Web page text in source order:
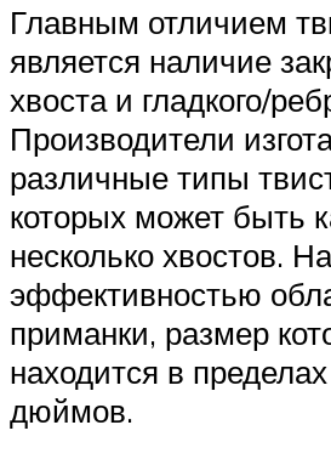
Главным отличием
является наличие
хвоста и гладкого/
Производители
различные типы
которых может быть
несколько хвостов.
эффективностью
приманки, размер
находится в
дюймов.